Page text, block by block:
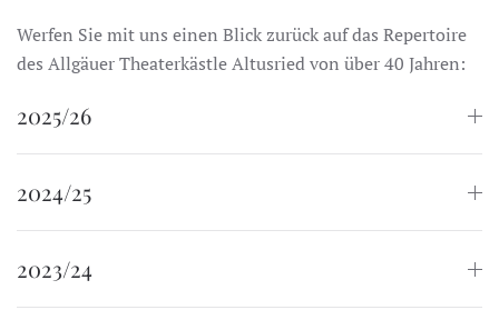
Werfen Sie mit uns einen Blick zurück auf das Repertoire
des Allgäuer Theaterkästle Altusried von über 40 Jahren:
2025/26
2024/25
2023/24